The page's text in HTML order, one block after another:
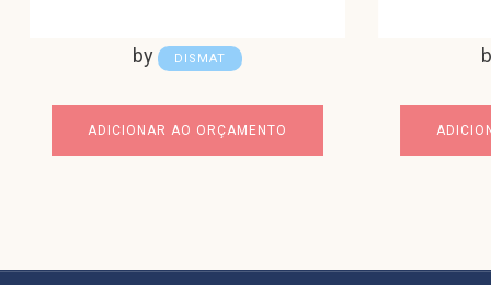
by DISMAT
ADICIONAR AO ORÇAMENTO